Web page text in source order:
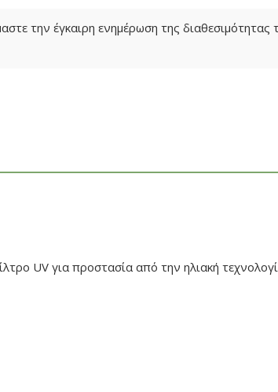
την έγκαιρη ενημέρωση της
UV για προστασία από την ηλιακή